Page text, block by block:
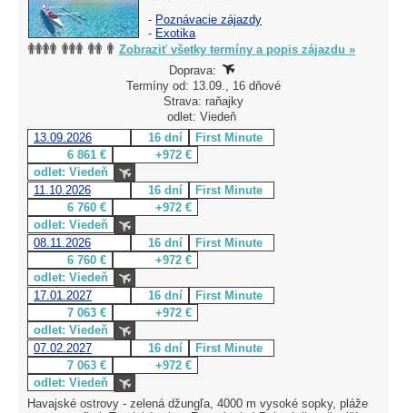
- Poznávacie zájazdy
- Exotika
Zobraziť všetky termíny a popis zájazdu »
Doprava:
Termíny od: 13.09., 16 dňové
Strava: raňajky
odlet: Viedeň
13.09.2026
16 dní
First Minute
6 861 €
+972 €
odlet: Viedeň
11.10.2026
16 dní
First Minute
6 760 €
+972 €
odlet: Viedeň
08.11.2026
16 dní
First Minute
6 760 €
+972 €
odlet: Viedeň
17.01.2027
16 dní
First Minute
7 063 €
+972 €
odlet: Viedeň
07.02.2027
16 dní
First Minute
7 063 €
+972 €
odlet: Viedeň
Havajské ostrovy - zelená džungľa, 4000 m vysoké sopky, pláže